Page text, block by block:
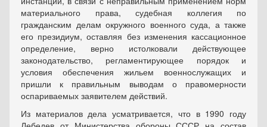
материального права, судебная коллегия по
гражданским делам окружного военного суда, а также
его президиум, оставляя без изменения кассационное
определение, верно истолковали действующее
законодательство, регламентирующее порядок и
условия обеспечения жильем военнослужащих и
пришли к правильным выводам о правомерности
оспариваемых заявителем действий.
Из материалов дела усматривается, что в 1990 году